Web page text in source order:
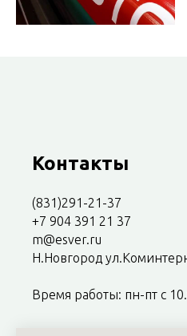
Контакты
(831)291-21-37
+7 904 391 21 37
m@esver.ru
Н.Новгород
Время работы: пн-пт с